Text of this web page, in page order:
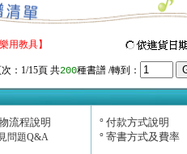
用教具】
： 1/15頁 共200種書譜 /轉到：
流程說明
問題Q&A
° 付款方式說明
° 寄書方式及費率